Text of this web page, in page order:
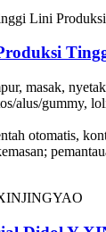
masak,
alus/gummy,
otomatis,